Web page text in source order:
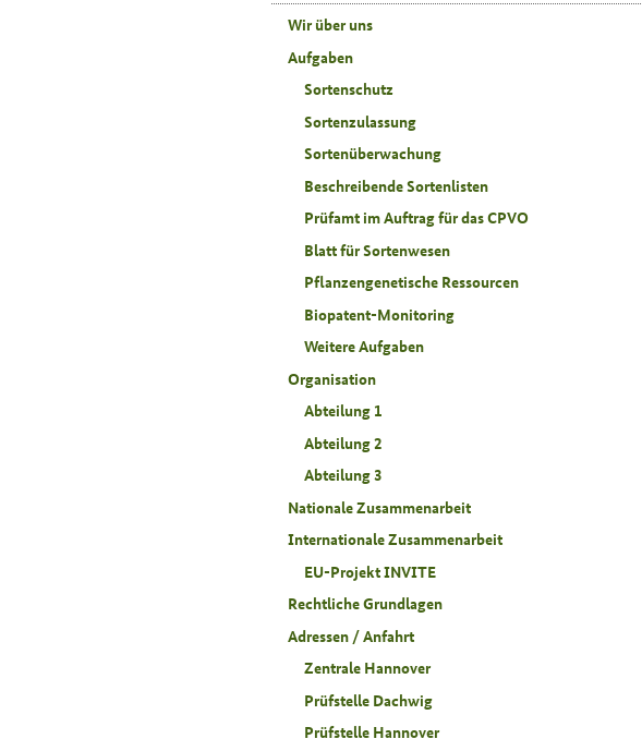
Wir über uns
Aufgaben
Sortenschutz
Sortenzulassung
Sortenüberwachung
Beschreibende Sortenlisten
Prüfamt im Auftrag für das CPVO
Blatt für Sortenwesen
Pflanzengenetische Ressourcen
Biopatent-Monitoring
Weitere Aufgaben
Organisation
Abteilung 1
Abteilung 2
Abteilung 3
Nationale Zusammenarbeit
Internationale Zusammenarbeit
EU-Projekt INVITE
Rechtliche Grundlagen
Adressen / Anfahrt
Zentrale Hannover
Prüfstelle Dachwig
Prüfstelle Hannover